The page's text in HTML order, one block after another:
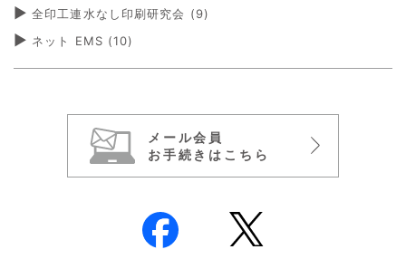
全印工連水なし印刷研究会 (9)
ネット EMS (10)
メール会員
お手続きはこちら